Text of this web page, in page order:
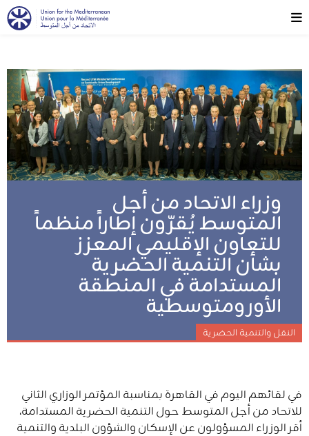
وزراء الاتحاد من أجل
المتوسط يُقرّون إطاراً منظماً
للتعاون الإقليمي المعزز
بشأن التنمية الحضرية
المستدامة في المنطقة
الأورومتوسطية
النقل والتنمية الحضرية
في لقائهم اليوم في القاهرة بمناسبة المؤتمر الوزاري الثاني
للاتحاد من أجل المتوسط حول التنمية الحضرية المستدامة،
أقر الوزراء المسؤولون عن الإسكان والشؤون البلدية والتنمية